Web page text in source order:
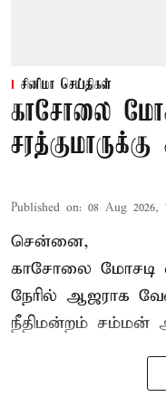
சினிமா செய்திகள்
காசோலை
Published on: 08 Aug 2026,
சென்னை,
காசோலை மோசடி
நேரில் ஆஜராக
நீதிமன்றம் சம்மன்